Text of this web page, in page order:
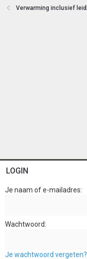
Verwarming inclusief
LOGIN
Je naam of e-mailadres
Wachtwoord
Je wachtwoord vergeten?